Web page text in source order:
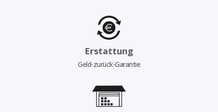
Erstattung
Geld-zurück-Garantie